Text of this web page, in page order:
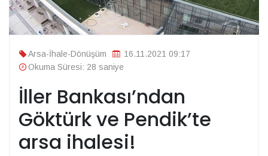
Arsa-İhale-Dönüşüm
16.11.2021 09:17
Okuma Süresi: 28 saniye
İller Bankası’ndan
Göktürk ve Pendik’te
arsa ihalesi!